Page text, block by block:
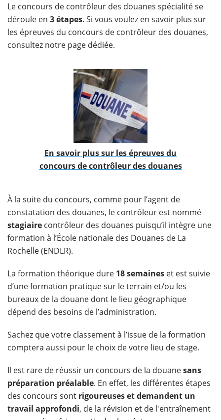
Le concours de contrôleur des douanes spécialité se
déroule en 3 étapes. Si vous voulez en savoir plus sur
les épreuves du concours de contrôleur des douanes,
consultez notre page dédiée.
En savoir plus sur les épreuves du
concours de contrôleur des douanes
À la suite du concours, comme pour l’agent de
constatation des douanes, le contrôleur est nommé
stagiaire contrôleur des douanes puisqu’il intègre une
formation à l’École nationale des Douanes de La
Rochelle (ENDLR).
La formation théorique dure 18 semaines et est suivie
d’une formation pratique sur le terrain et/ou les
bureaux de la douane dont le lieu géographique
dépend des besoins de l’administration.
Sachez que votre classement à l’issue de la formation
comptera aussi pour le choix de votre lieu de stage.
Il est rare de réussir un concours de la douanesans
préparation préalable. En effet, les différentes étapes
des concours sont rigoureuses et demandent un
travail approfondi, de la révision et de l'entraînement